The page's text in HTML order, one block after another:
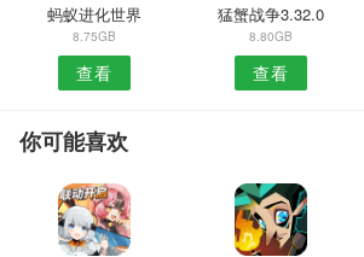
蚂蚁进化世界
8.75GB
查看
猛蟹战争3.32.0
8.80GB
查看
你可能喜欢